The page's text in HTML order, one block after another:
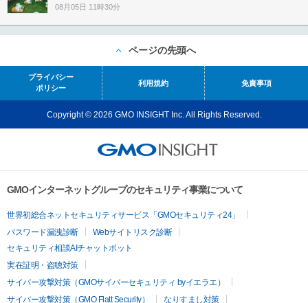
08月05日 11時30分
ページの先頭へ
プライバシー
ポリシー
利用規約 免責事項
Copyright © 2026 GMO INSIGHT Inc. All Rights Reserved.
GMOインターネットグループのセキュリティ事業について
世界初総合ネットセキュリティサービス「GMOセキュリティ24」
パスワード漏洩診断
Webサイトリスク診断
セキュリティ相談AIチャットボット
実在証明・盗聴対策
サイバー攻撃対策（GMOサイバーセキュリティ byイエラエ）
サイバー攻撃対策（GMO Flatt Security）
なりすまし対策